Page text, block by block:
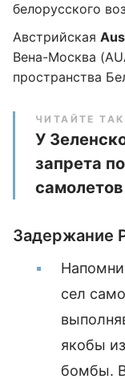
белорусского
Австрийская
Вена-Москва
пространства
ЧИТАЙТЕ
У
запрета
Задержание
сел
якобы
бомбы.